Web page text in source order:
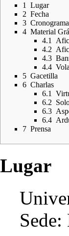
1
Lugar
2 Fecha
3 Cronograma
4 Material
4.1
4.2
4.3
4.4
5 Gacetilla
6 Charlas
6.1
6.2
6.3
6.4
7 Prensa
Lugar